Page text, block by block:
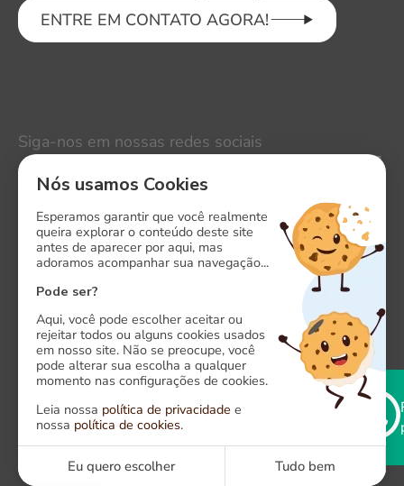
ENTRE EM CONTATO AGORA!
Siga-nos em nossas redes sociais
LinkedIn
Instagram
Facebook
X
Onde estamos
Alameda das Algarobas, 118. CEP: 41820-500
Caminho das Árvores, Salvador - Bahia
Fale com a Click
Nós usamos Cookies
Esperamos garantir que você realmente
queira explorar o conteúdo deste site
antes de aparecer por aqui, mas
adoramos acompanhar sua navegação...
Pode ser?
Aqui, você pode escolher aceitar ou
rejeitar todos ou alguns cookies usados
em nosso site. Não se preocupe, você
pode alterar sua escolha a qualquer
momento nas configurações de cookies.
Leia nossa política de privacidade e
nossa política de cookies.
Eu quero escolher Tudo bem